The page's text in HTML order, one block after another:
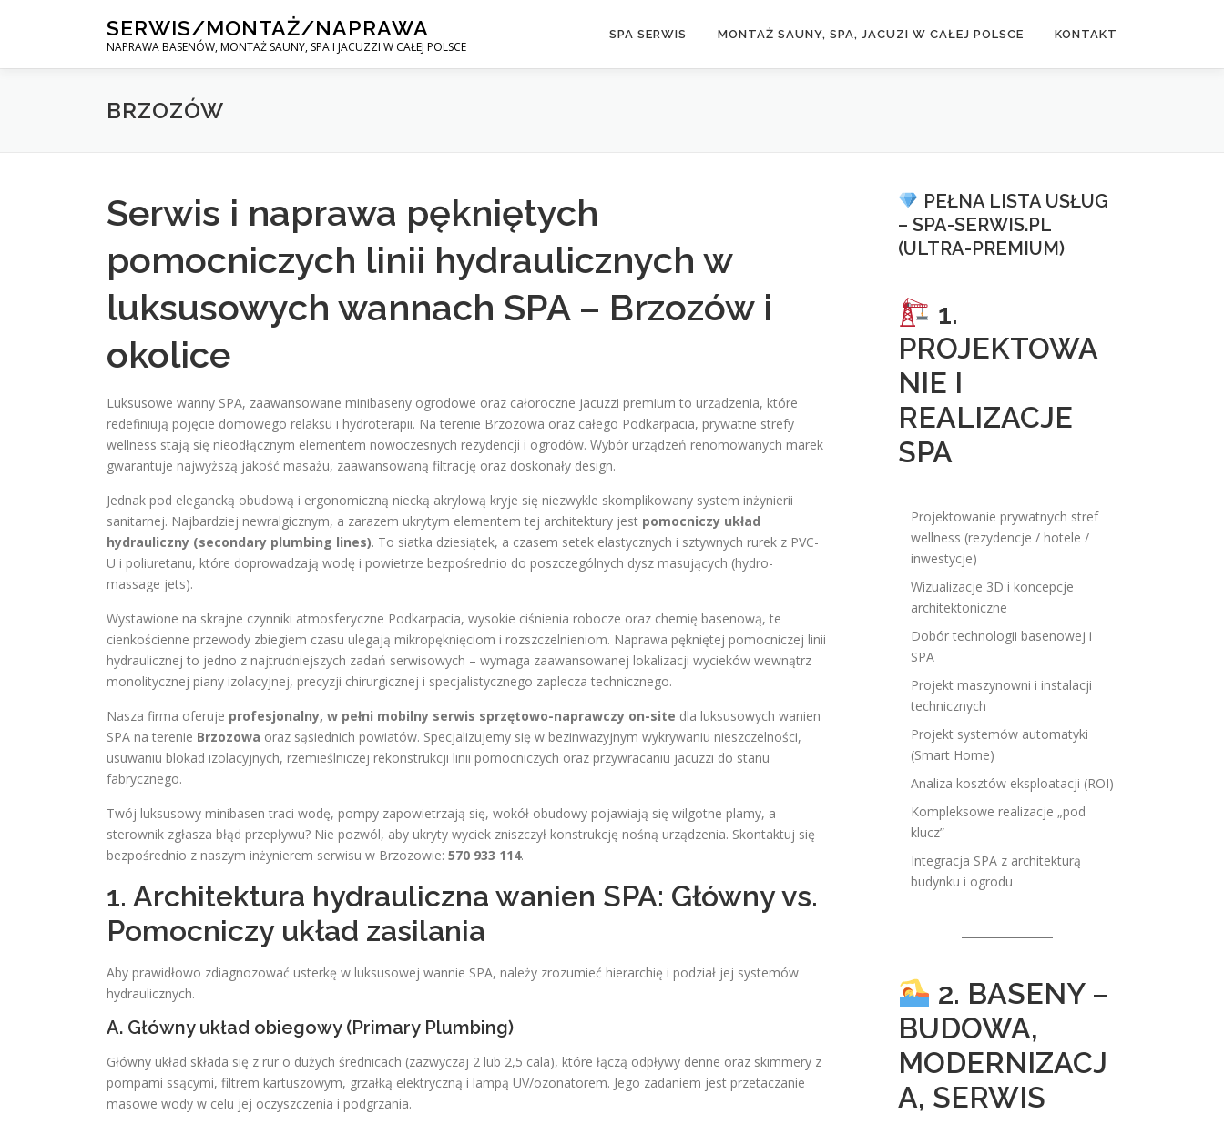
SERWIS/MONTAŻ/NAPRAWA
NAPRAWA BASENÓW, MONTAŻ SAUNY, SPA I JACUZZI W CAŁEJ POLSCE
SPA SERWIS MONTAŻ SAUNY, SPA, JACUZI W CAŁEJ POLSCE KONTAKT
BRZOZÓW
Serwis i naprawa pękniętych
pomocniczych linii hydraulicznych w
luksusowych wannach SPA – Brzozów i
okolice
Luksusowe wanny SPA, zaawansowane minibaseny ogrodowe oraz całoroczne jacuzzi premium to urządzenia, które
redefiniują pojęcie domowego relaksu i hydroterapii. Na terenie Brzozowa oraz całego Podkarpacia, prywatne strefy
wellness stają się nieodłącznym elementem nowoczesnych rezydencji i ogrodów. Wybór urządzeń renomowanych marek
gwarantuje najwyższą jakość masażu, zaawansowaną filtrację oraz doskonały design.
Jednak pod elegancką obudową i ergonomiczną niecką akrylową kryje się niezwykle skomplikowany system inżynierii
sanitarnej. Najbardziej newralgicznym, a zarazem ukrytym elementem tej architektury jest pomocniczy układ
hydrauliczny (secondary plumbing lines). To siatka dziesiątek, a czasem setek elastycznych i sztywnych rurek z PVC-
U i poliuretanu, które doprowadzają wodę i powietrze bezpośrednio do poszczególnych dysz masujących (hydro-
massage jets).
Wystawione na skrajne czynniki atmosferyczne Podkarpacia, wysokie ciśnienia robocze oraz chemię basenową, te
cienkościenne przewody zbiegiem czasu ulegają mikropęknięciom i rozszczelnieniom. Naprawa pękniętej pomocniczej linii
hydraulicznej to jedno z najtrudniejszych zadań serwisowych – wymaga zaawansowanej lokalizacji wycieków wewnątrz
monolitycznej piany izolacyjnej, precyzji chirurgicznej i specjalistycznego zaplecza technicznego.
Nasza firma oferuje profesjonalny, w pełni mobilny serwis sprzętowo-naprawczy on-site dla luksusowych wanien
SPA na terenie Brzozowa oraz sąsiednich powiatów. Specjalizujemy się w bezinwazyjnym wykrywaniu nieszczelności,
usuwaniu blokad izolacyjnych, rzemieślniczej rekonstrukcji linii pomocniczych oraz przywracaniu jacuzzi do stanu
fabrycznego.
Twój luksusowy minibasen traci wodę, pompy zapowietrzają się, wokół obudowy pojawiają się wilgotne plamy, a
sterownik zgłasza błąd przepływu? Nie pozwól, aby ukryty wyciek zniszczył konstrukcję nośną urządzenia. Skontaktuj się
bezpośrednio z naszym inżynierem serwisu w Brzozowie: 570 933 114.
1. Architektura hydrauliczna wanien SPA: Główny vs.
Pomocniczy układ zasilania
Aby prawidłowo zdiagnozować usterkę w luksusowej wannie SPA, należy zrozumieć hierarchię i podział jej systemów
hydraulicznych.
A. Główny układ obiegowy (Primary Plumbing)
Główny układ składa się z rur o dużych średnicach (zazwyczaj 2 lub 2,5 cala), które łączą odpływy denne oraz skimmery z
pompami ssącymi, filtrem kartuszowym, grzałką elektryczną i lampą UV/ozonatorem. Jego zadaniem jest przetaczanie
masowe wody w celu jej oczyszczenia i podgrzania.
PEŁNA LISTA USŁUG
– SPA-SERWIS.PL
(ULTRA-PREMIUM)
1.
PROJEKTOWA
NIE I
REALIZACJE
SPA
Projektowanie prywatnych stref
wellness (rezydencje / hotele /
inwestycje)
Wizualizacje 3D i koncepcje
architektoniczne
Dobór technologii basenowej i
SPA
Projekt maszynowni i instalacji
technicznych
Projekt systemów automatyki
(Smart Home)
Analiza kosztów eksploatacji (ROI)
Kompleksowe realizacje „pod
klucz”
Integracja SPA z architekturą
budynku i ogrodu
2. BASENY –
BUDOWA,
MODERNIZACJ
A, SERWIS